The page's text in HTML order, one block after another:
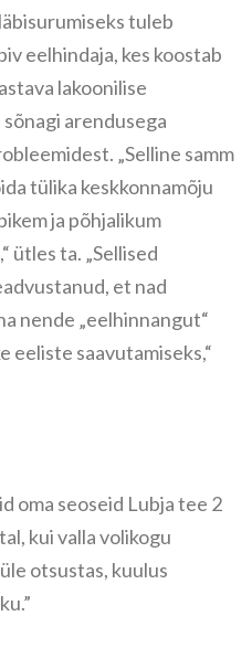
tuleb
eelhindaja, kes koostab
lakoonilise
arendusega
„Selline samm
tülika keskkonnamõju
ja põhjalikum
ütles ta. „Sellised
et nad
nende „eelhinnangut“
eeliste saavutamiseks,“
oma seoseid Lubja tee 2
kui valla volikogu
otsustas, kuulus